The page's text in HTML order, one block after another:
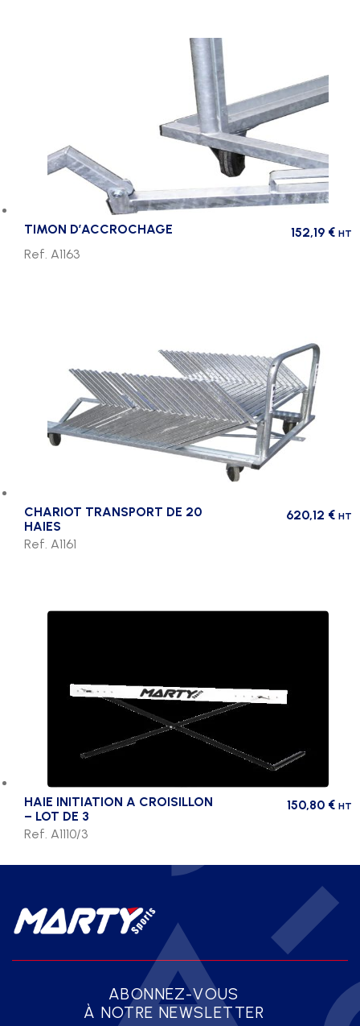
TIMON D’ACCROCHAGE 152,19 € HT
Ref. A1163
CHARIOT TRANSPORT DE 20
HAIES
620,12 € HT
Ref. A1161
HAIE INITIATION A CROISILLON
– LOT DE 3
150,80 € HT
Ref. A1110/3
ABONNEZ-VOUS
À NOTRE NEWSLETTER